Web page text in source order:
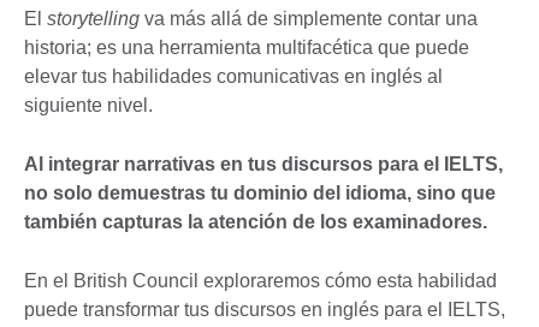
El storytelling va más allá de simplemente contar una
historia; es una herramienta multifacética que puede
elevar tus habilidades comunicativas en inglés al
siguiente nivel.
Al integrar narrativas en tus discursos para el IELTS,
no solo demuestras tu dominio del idioma, sino que
también capturas la atención de los examinadores.
En el British Council exploraremos cómo esta habilidad
puede transformar tus discursos en inglés para el IELTS,